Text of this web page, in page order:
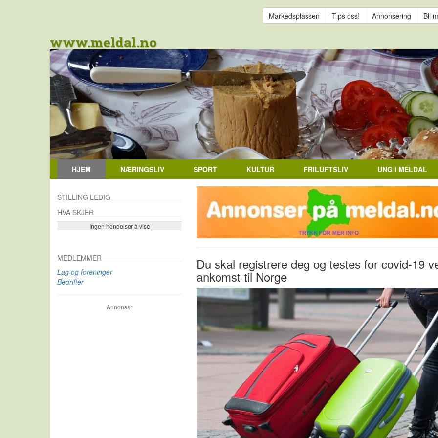
Markedsplassen Tips oss! Annonsering Bli
www.meldal.no
HJEM NÆRINGSLIV SPORT KULTUR FRILUFTSLIV UNG I MELDAL
Du skal registrere deg og testes for covid-19
ankomst til Norge
STILLING LEDIG
HVA SKJER
Ingen hendelser å vise
Se flere…
MEDLEMMER
Lag og foreninger
Bedrifter
Annonser